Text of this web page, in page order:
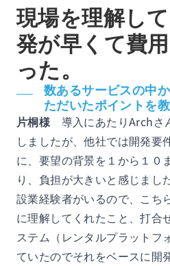
現場を理解し
発が早くて費
った。
数あるサービスの中
ただいたポイントを
片桐様導入にあたりArchさ
しましたが、他社では開発要
に、要望の背景を１から１０
り、負担が大きいと感じまし
設業経験者がいるので、こち
に理解してくれたこと、打合
ステム（レンタルプラットフ
ていたのでそれをベースに開